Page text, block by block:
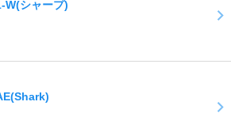
W(シャープ)